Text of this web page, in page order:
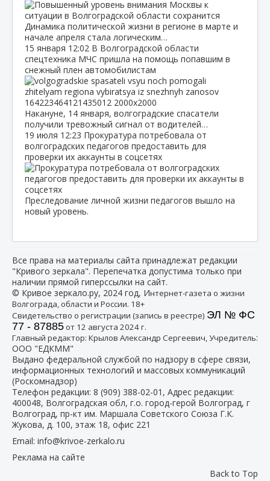
Динамика политической жизни в регионе в марте и
начале апреля стала логическим…
15 января 12:02 В Волгоградской области
спецтехника МЧС пришла на помощь попавшим в
снежный плен автомобилистам
Накануне, 14 января, волгоградские спасатели
получили тревожный сигнал от водителей…
19 июля 12:23 Прокуратура потребовала от
волгоградских педагогов предоставить для
проверки их аккаунты в соцсетях
Преследование личной жизни педагогов вышло на
новый уровень.
Все права на материалы сайта принадлежат редакции
"Кривого зеркала". Перепечатка допустима только при
наличии прямой гиперссылки на сайт.
© Кривое зеркало.ру, 2024 год, Интернет-газета о жизни
Волгограда, области и России. 18+
Свидетельство о регистрации (запись в реестре) ЭЛ № ФС
77 - 87885от 12 августа 2024 г.
Главный редактор: Крылов Александр Сергеевич, Учредитель:
ООО "ЕДКММ"
Выдано федеральной службой по надзору в сфере связи,
информационных технологий и массовых коммуникаций
(Роскомнадзор)
Телефон редакции: 8 (909) 388-02-01 , Адрес редакции:
400048, Волгоградская обл, г.о. город-герой Волгоград, г
Волгоград, пр-кт им. Маршала Советского Союза Г.К.
Жукова, д. 100, этаж 18, офис 221
Email: info@krivoe-zerkalo.ru
Реклама на сайте
Back to Top